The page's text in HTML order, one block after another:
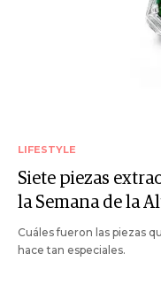
LIFESTYLE
Siete piezas
la Semana de la
Cuáles fueron las piezas
hace tan especiales.